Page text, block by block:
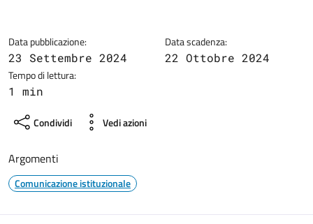
Data pubblicazione:
23 Settembre 2024
Data scadenza:
22 Ottobre 2024
Tempo di lettura:
1 min
Condividi Vedi azioni
Argomenti
Comunicazione istituzionale